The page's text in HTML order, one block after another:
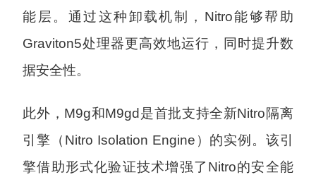
能层。通过这种卸载机制，Nitro能够帮助
Graviton5处理器更高效地运行，同时提升数
据安全性。
此外，M9g和M9gd是首批支持全新Nitro隔离
引擎（Nitro Isolation Engine）的实例。该引
擎借助形式化验证技术增强了Nitro的安全能